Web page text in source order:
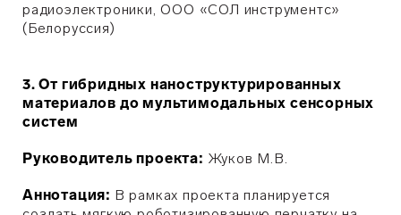
радиоэлектроники, ООО «СОЛ инструментс»
(Белоруссия)
3. От гибридных наноструктурированных
материалов до мультимодальных сенсорных
систем
Руководитель проекта: Жуков М.В.
Аннотация: В рамках проекта планируется